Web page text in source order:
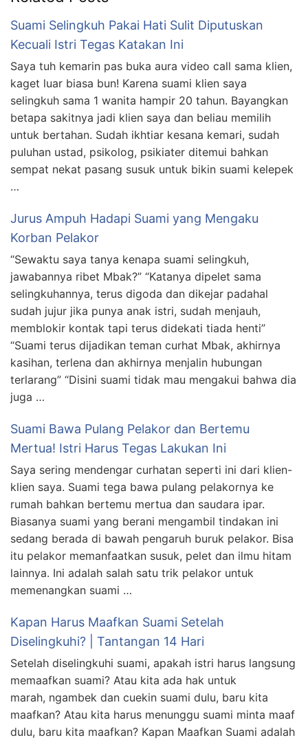
Suami Selingkuh Pakai Hati Sulit Diputuskan
Kecuali Istri Tegas Katakan Ini
Saya tuh kemarin pas buka aura video call sama klien,
kaget luar biasa bun! Karena suami klien saya
selingkuh sama 1 wanita hampir 20 tahun. Bayangkan
betapa sakitnya jadi klien saya dan beliau memilih
untuk bertahan. Sudah ikhtiar kesana kemari, sudah
puluhan ustad, psikolog, psikiater ditemui bahkan
sempat nekat pasang susuk untuk bikin suami kelepek
…
Jurus Ampuh Hadapi Suami yang Mengaku
Korban Pelakor
“Sewaktu saya tanya kenapa suami selingkuh,
jawabannya ribet Mbak?” “Katanya dipelet sama
selingkuhannya, terus digoda dan dikejar padahal
sudah jujur jika punya anak istri, sudah menjauh,
memblokir kontak tapi terus didekati tiada henti”
“Suami terus dijadikan teman curhat Mbak, akhirnya
kasihan, terlena dan akhirnya menjalin hubungan
terlarang” “Disini suami tidak mau mengakui bahwa dia
juga …
Suami Bawa Pulang Pelakor dan Bertemu
Mertua! Istri Harus Tegas Lakukan Ini
Saya sering mendengar curhatan seperti ini dari klien-
klien saya. Suami tega bawa pulang pelakornya ke
rumah bahkan bertemu mertua dan saudara ipar.
Biasanya suami yang berani mengambil tindakan ini
sedang berada di bawah pengaruh buruk pelakor. Bisa
itu pelakor memanfaatkan susuk, pelet dan ilmu hitam
lainnya. Ini adalah salah satu trik pelakor untuk
memenangkan suami …
Kapan Harus Maafkan Suami Setelah
Diselingkuhi? | Tantangan 14 Hari
Setelah diselingkuhi suami, apakah istri harus langsung
memaafkan suami? Atau kita ada hak untuk
marah, ngambek dan cuekin suami dulu, baru kita
maafkan? Atau kita harus menunggu suami minta maaf
dulu, baru kita maafkan? Kapan Maafkan Suami adalah